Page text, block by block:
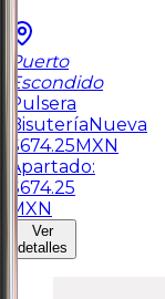
Puerto
Escondido
Pulsera
BisuteríaNueva
$674.25MXN
Apartado:
$674.25
MXN
Ver
detalles